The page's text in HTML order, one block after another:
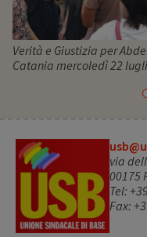
Verità e Giustizia per
Catania mercoledì 22
via
00175
Tel:
Fax: